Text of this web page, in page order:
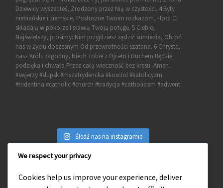
Śledź nas na instagramie
We respect your privacy
Cookies help us improve your experience, deliver